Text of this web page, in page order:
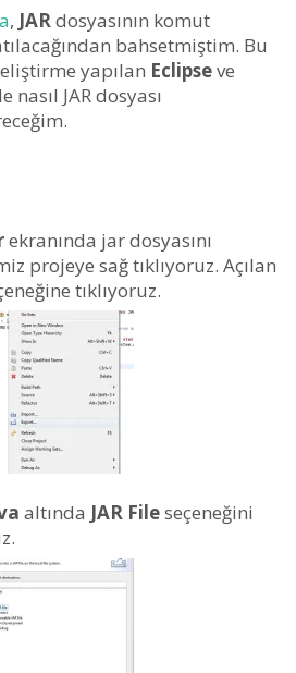
, JARdosyasının komut
bahsetmiştim. Bu
yapılan Eclipseve
nasıl JAR dosyası
ekranında jar dosyasını
projeye sağ tıklıyoruz. Açılan
tıklıyoruz.
altında JAR Fileseçeneğini